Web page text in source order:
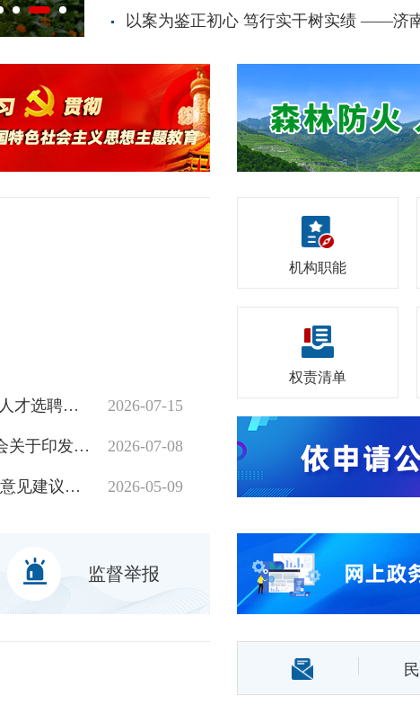
艾香盈门，手作传情 ｜ 泉民园艺中心端午
2026年度济南市园林和林业绿化局所属事业单位“泉优计划”优秀青年人才选聘拟聘用人员名单公示 2026-07-15
济南市园林和林业绿化局 济南市人力资源和社会保障局 济南市总工会关于印发《2026年“技耀泉城”海右技能人才大赛园林行业（菊花小景设计与营造）职业技能竞赛活动方案》的通知 2026-07-08
关于公开征求《济南市永久性绿地名录（第一批）（征求意见稿）》意见建议的公告 2026-05-09
机构职能
权责清单
监督举报